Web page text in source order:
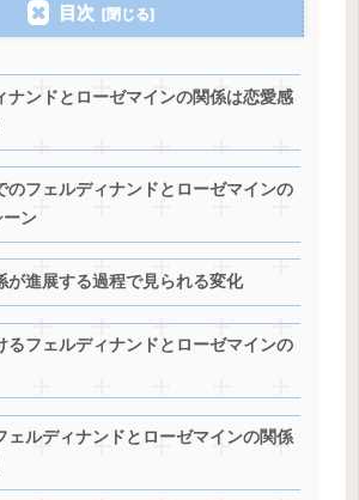
目次
ナンドとローゼマインの関係は恋愛感
のフェルディナンドとローゼマインの
ーン
が進展する過程で見られる変化
るフェルディナンドとローゼマインの
ェルディナンドとローゼマインの関係